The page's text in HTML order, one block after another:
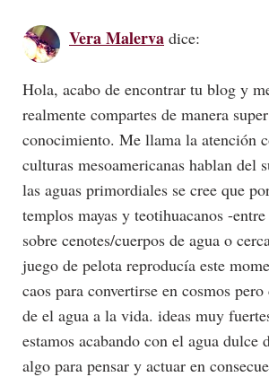
Vera Malerva dice:
Hola, acabo de encontrar tu blog y
realmente compartes de manera
conocimiento. Me llama la atención
culturas mesoamericanas hablan del
las aguas primordiales se cree que
templos mayas y teotihuacanos -
sobre cenotes/cuerpos de agua o
juego de pelota reproducía este
caos para convertirse en cosmos
de el agua a la vida. ideas muy
estamos acabando con el agua
algo para pensar y actuar en